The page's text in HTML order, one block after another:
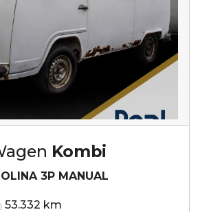
Kombi
3P MANUAL
53.332 km